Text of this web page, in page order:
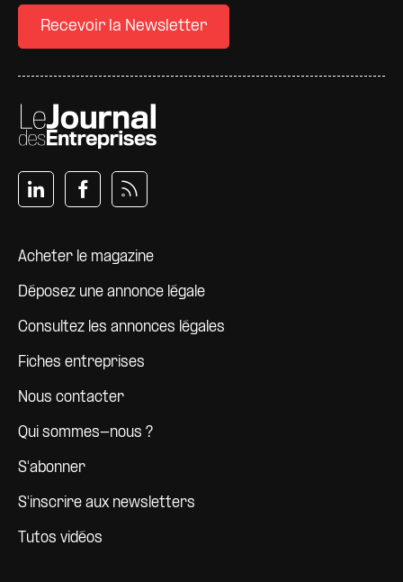
Recevoir la Newsletter
Pied de page
Acheter le magazine
Déposez une annonce légale
Consultez les annonces légales
Fiches entreprises
Nous contacter
Qui sommes-nous ?
S'abonner
S'inscrire aux newsletters
Tutos vidéos